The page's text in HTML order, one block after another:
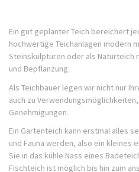
Ein gut geplanter Teich bereichert
hochwertige Teichanlagen modern
Steinskulpturen oder als Naturteich
und Bepflanzung.
Als Teichbauer legen wir nicht nur
auch zu
Genehmigungen.
Ein Gartenteich kann erstmal alles
und Fauna werden, also ein kleines
Sie in das kühle Nass eines
Fischteich ist möglich bis hin zum